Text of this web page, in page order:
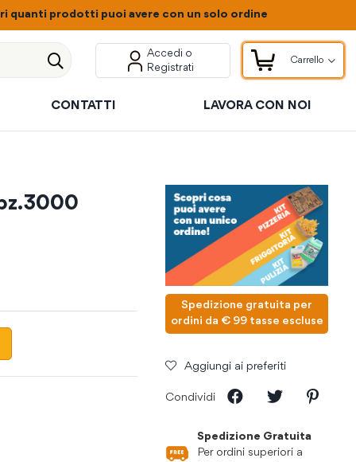
quanti prodotti puoi avere con un solo ordine
Accedi o
Registrati
Carrello
Carrello
CONTATTI LAVORA CON NOI
Spedizione gratuita per
ordini da € 99 tasse escluse
Aggiungi ai preferiti
Condividi
Spedizione Gratuita
Per ordini superiori a